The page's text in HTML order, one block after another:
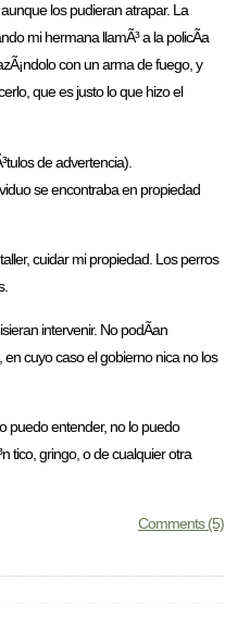
los pudieran atrapar. La
mi hermana llamÃ³ a la policÃ­a
con un arma de fuego, y
que es justo lo que hizo el
de advertencia).
se encontraba en propiedad
cuidar mi propiedad. Los perros
intervenir. No podÃ­an
cuyo caso el gobierno nica no los
puedo entender, no lo puedo
tico, gringo, o de cualquier otra
Comments (5)